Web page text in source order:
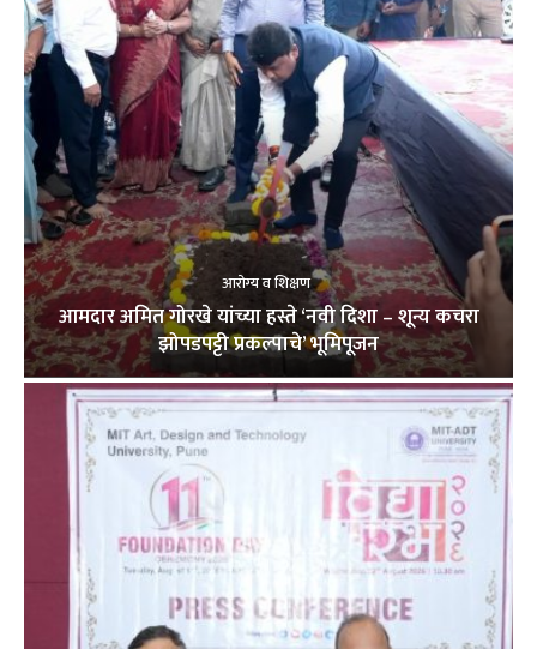
आरोग्य व शिक्षण
आमदार अमित गोरखे यांच्या हस्ते ‘नवी दिशा – शून्य कचरा
झोपडपट्टी प्रकल्पाचे’ भूमिपूजन